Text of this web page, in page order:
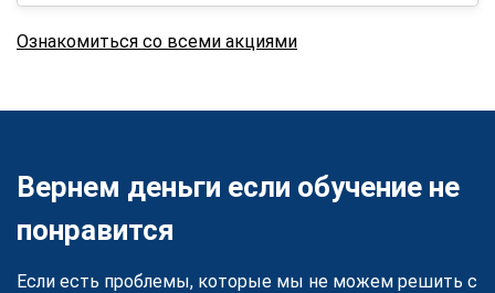
Ознакомиться со всеми акциями
Вернем деньги если обучение не
понравится
Если есть проблемы, которые мы не можем решить с